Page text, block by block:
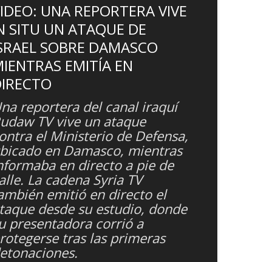
UNA REPORTERA VIVE
SITU UN ATAQUE DE
SOBRE DAMASCO
EMITÍA EN
reportera del canal iraquí
TV vive un ataque
el Ministerio de Defensa,
en Damasco, mientras
en directo a pie de
La cadena Syria TV
emitió en directo el
desde su estudio, donde
presentadora corrió a
tras las primeras